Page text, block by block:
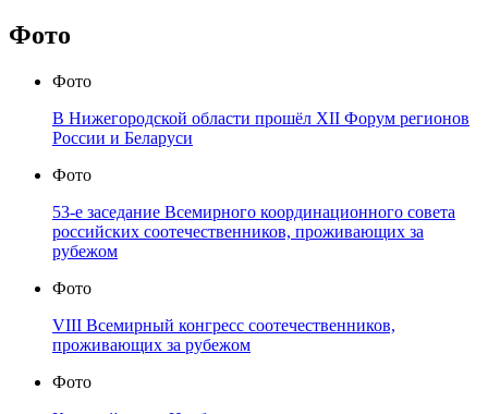
Фото
Фото
В Нижегородской области прошёл XII Форум регионов
России и Беларуси
Фото
53-е заседание Всемирного координационного совета
российских соотечественников, проживающих за
рубежом
Фото
VIII Всемирный конгресс соотечественников,
проживающих за рубежом
Фото